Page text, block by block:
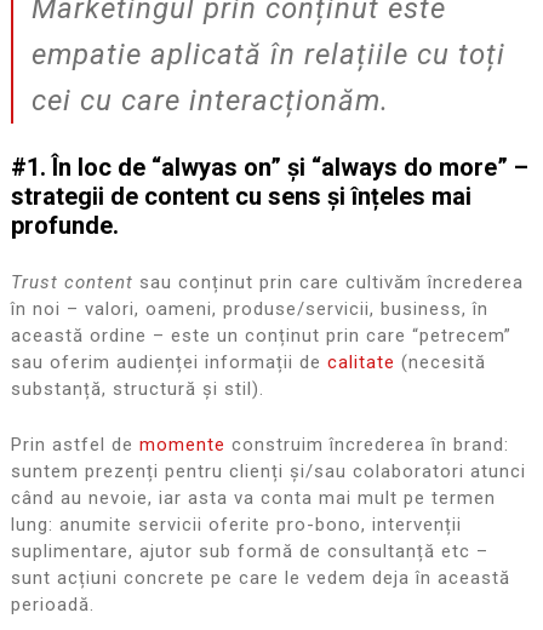
Marketingul prin conținut este
empatie aplicată în relațiile cu toți
cei cu care interacționăm.
#1. În loc de “alwyas on” și “always do more” –
strategii de content cu sens și înțeles mai
profunde.
Trust content sau conținut prin care cultivăm încrederea
în noi – valori, oameni, produse/servicii, business, în
această ordine – este un conținut prin care “petrecem”
sau oferim audienței informații de calitate (necesită
substanță, structură și stil).
Prin astfel de momente construim încrederea în brand:
suntem prezenți pentru clienți și/sau colaboratori atunci
când au nevoie, iar asta va conta mai mult pe termen
lung: anumite servicii oferite pro-bono, intervenții
suplimentare, ajutor sub formă de consultanță etc –
sunt acțiuni concrete pe care le vedem deja în această
perioadă.